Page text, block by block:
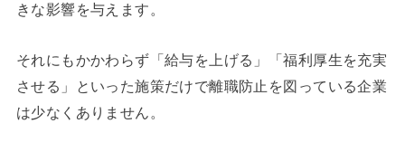
きな影響を与えます。
それにもかかわらず「給与を上げる」「福利厚生を充実
させる」といった施策だけで離職防止を図っている企業
は少なくありません。